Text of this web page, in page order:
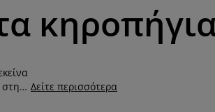
στη
Δείτε περισσότερα